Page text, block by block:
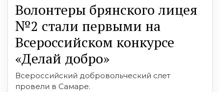
Волонтеры брянского лицея
№2 стали первыми на
Всероссийском конкурсе
«Делай добро»
Всероссийский добровольческий слет
провели в Самаре.